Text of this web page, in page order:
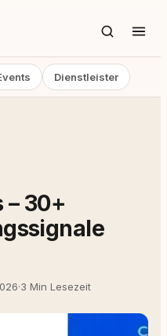
Dienstleister
– 30+
·3 Min Lesezeit